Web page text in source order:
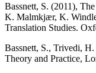
Bassnett, S. (2011),
K. Malmkjær, K.
Translation Studies.
Bassnett, S., Trivedi,
Theory and Practice,